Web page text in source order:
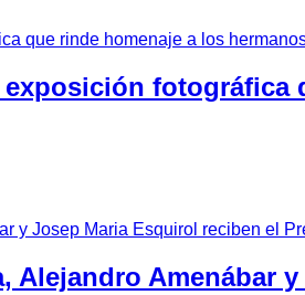
Amenábar